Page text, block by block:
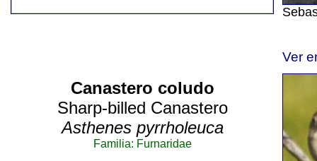
Ver
Canastero coludo
Sharp-billed Canastero
Asthenes pyrrholeuca
Familia: Furnaridae